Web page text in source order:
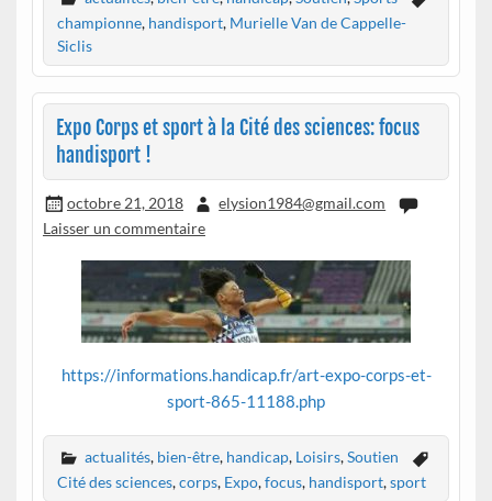
championne, handisport, Murielle Van de Cappelle-
Siclis
Expo Corps et sport à la Cité des sciences: focus
handisport !
octobre 21, 2018
elysion1984@gmail.com
Laisser un commentaire
https://informations.handicap.fr/art-expo-corps-et-
sport-865-11188.php
actualités, bien-être, handicap, Loisirs,Soutien
Cité des sciences,corps, Expo,focus, handisport,sport